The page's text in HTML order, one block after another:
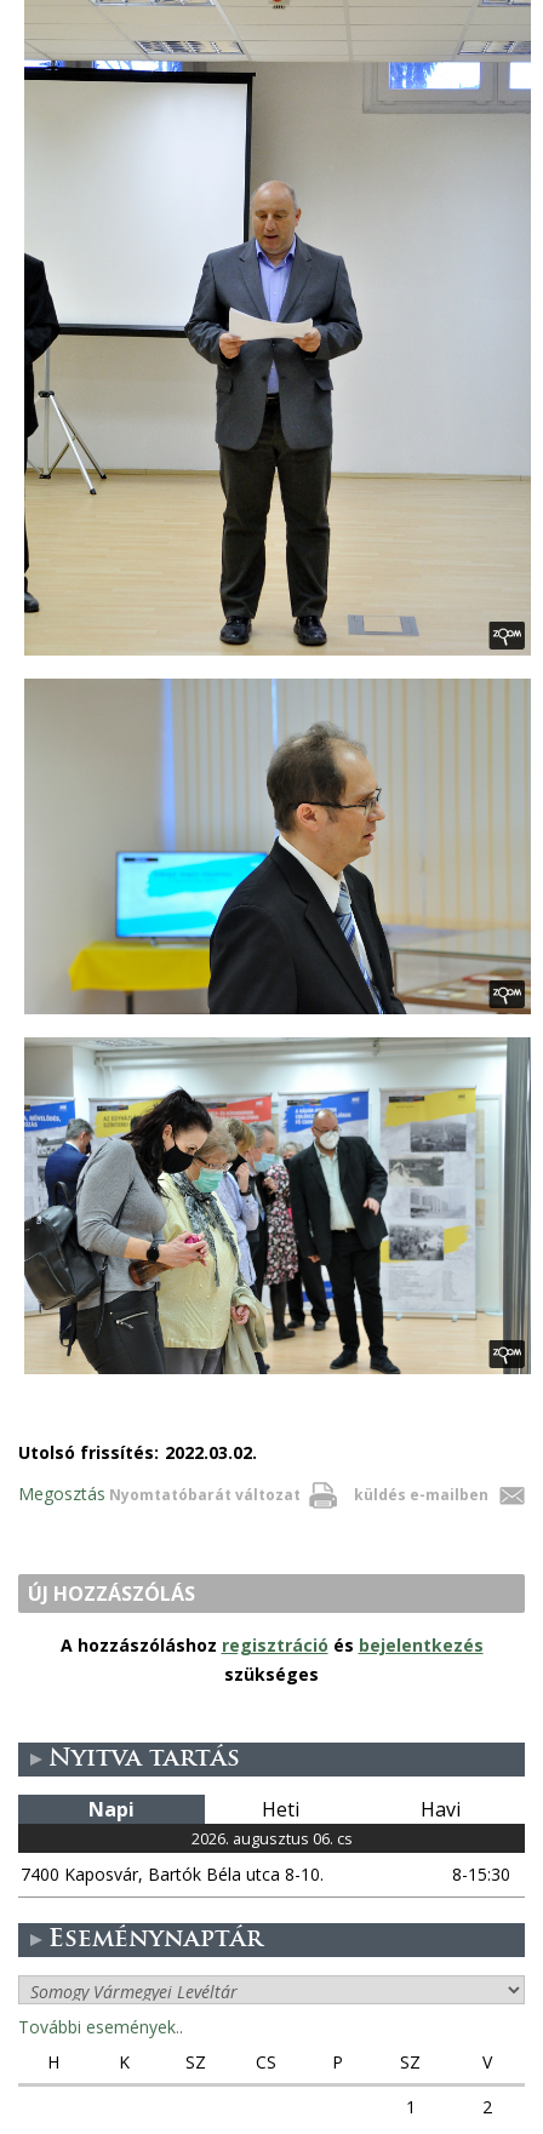
Utolsó frissítés: 2022.03.02.
Nyomtatóbarát változat küldés e-mailben
Megosztás
ÚJ HOZZÁSZÓLÁS
A hozzászóláshoz regisztráció és bejelentkezés
szükséges
Nyitva tartás
Napi Heti Havi
2026. augusztus 06. cs
7400 Kaposvár, Bartók Béla utca 8-10. 8-15:30
Eseménynaptár
További események..
H
K SZ CS P SZ
V
1
2